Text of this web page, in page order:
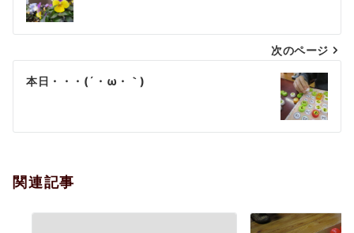
ナ
ビ
ゲ
シ
ン
次のページ
本日・・・(´・ω・｀)
関連記事